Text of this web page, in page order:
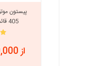
405 قائم 9000551042
از 67,200,000 ریال